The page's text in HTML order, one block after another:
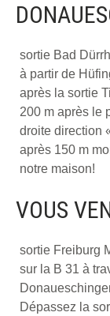
sortie Bad
à partir de
après la sortie
200 m après le
droite direction
après 150 m
notre maison!
VOUS
sortie Freiburg
sur la B 31 à
Dépassez la